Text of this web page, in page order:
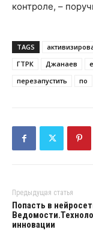
контроле, –
TAGS
ГТРК
Джанаев
перезапустить
по
Предыдущая статья
Попасть в
инновации